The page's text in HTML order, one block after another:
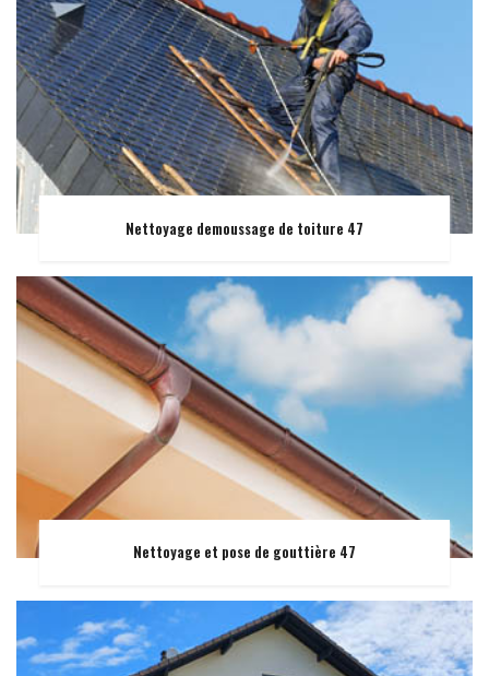
Nettoyage demoussage de toiture 47
Nettoyage et pose de gouttière 47